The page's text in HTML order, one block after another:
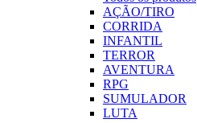
AÇÃO/TIRO
CORRIDA
INFANTIL
TERROR
AVENTURA
RPG
SUMULADOR
LUTA